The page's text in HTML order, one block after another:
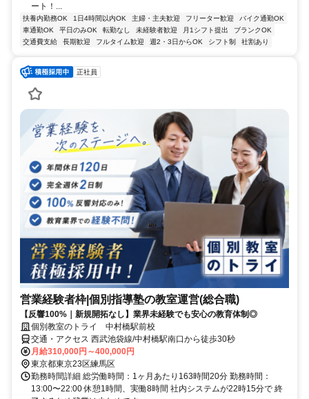
ート！...
扶養内勤務OK 1日4時間以内OK 主婦・主夫歓迎 フリーター歓迎
バイク通勤OK
車通勤OK
平日のみOK 転勤なし 未経験者歓迎 月1シフト提出
ブランクOK
交通費支給
長期歓迎 フルタイム歓迎 週2・3日からOK シフト制 社割あり
正社員
営業経験者枠|個別指導塾の教室運営(総合職)
【反響100%｜新規開拓なし】業界未経験でも安心の教育体制◎
個別教室のトライ 中村橋駅前校
交通・アクセス 西武池袋線/中村橋駅南口から徒歩30秒
月給310,000円～400,000円
東京都東京23区練馬区
勤務時間詳細 総労働時間：1ヶ月あたり163時間20分 勤務時間：
13:00〜22:00 休憩1時間、実働8時間 社内システムが22時15分で 終